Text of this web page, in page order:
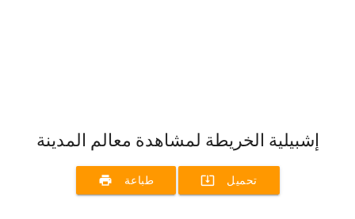
إشبيلية الخريطة لمشاهدة معالم المدينة
print طباعة system_update_alt تحميل